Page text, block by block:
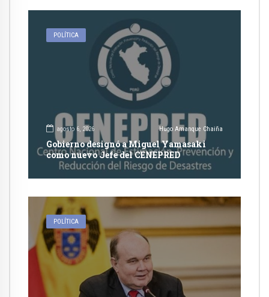
POLÍTICA
agosto 6, 2026 Hugo Amanque Chaiña
Gobierno designó a Miguel Yamasaki
como nuevo Jefe del CENEPRED
POLÍTICA